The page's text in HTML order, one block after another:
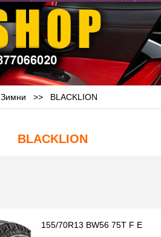
Зимни >> BLACKLION
BLACKLION
155/70R13 BW56 75T F E